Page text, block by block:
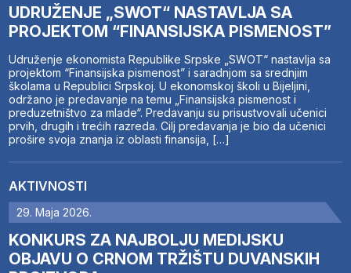
UDRUŽENJE „SWOT“ NASTAVLJA SA
PROJEKTOM “FINANSIJSKA PISMENOST”
Udruženje ekonomista Republike Srpske „SWOT“ nastavlja sa
projektom “Finansijska pismenost” i saradnjom sa srednjim
školama u Republici Srpskoj. U ekonomskoj školi u Bijeljini,
održano je predavanje na temu „Finansijska pismenost i
preduzetništvo za mlade“. Predavanju su prisustvovali učenici
prvih, drugih i trećih razreda. Cilj predavanja je bio da učenici
prošire svoja znanja iz oblasti finansija, […]
AKTIVNOSTI
29. Maja 2026.
KONKURS ZA NAJBOLJU MEDIJSKU
OBJAVU O CRNOM TRŽIŠTU DUVANSKIH